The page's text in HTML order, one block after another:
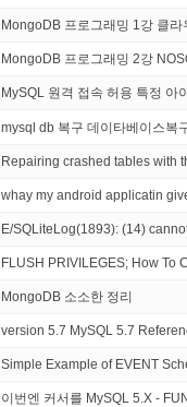
MongoDB 프로그래밍 1강 클
MongoDB 프로그래밍 2강
MySQL 원격 접속 허용 특정 아
mysql db 복구 데이타베이스복
Repairing crashed tables with
whay my android applicatin
E/SQLiteLog(1893): (14)
FLUSH PRIVILEGES; How To
MongoDB 소소한 정리
version 5.7 MySQL 5.7
Simple Example of EVENT
이번엔 커서를 MySQL 5.X -